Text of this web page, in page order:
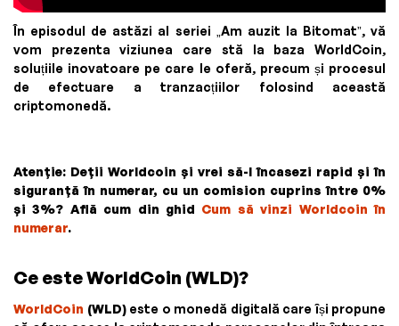
În episodul de astăzi al seriei „Am auzit la Bitomat”, vă
vom prezenta viziunea care stă la baza WorldCoin,
soluțiile inovatoare pe care le oferă, precum și procesul
de efectuare a tranzacțiilor folosind această
criptomonedă.
Atenție: Deții Worldcoin și vrei să-l încasezi rapid și în
siguranță în numerar, cu un comision cuprins între 0%
și 3%? Află cum din ghid Cum să vinzi Worldcoin în
numerar.
Ce este WorldCoin (WLD)?
WorldCoin (WLD)este o monedă digitală care își propune